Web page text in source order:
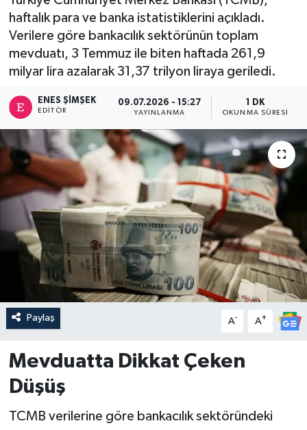
haftalık para ve banka istatistiklerini açıkladı.
Verilere göre bankacılık sektörünün toplam
mevduatı, 3 Temmuz ile biten haftada 261,9
milyar lira azalarak 31,37 trilyon liraya geriledi.
ENES ŞIMŞEK
EDITÖR
09.07.2026 - 15:27
YAYINLANMA
1 DK
OKUNMA SÜRESI
Paylaş A- A+
Mevduatta Dikkat Çeken
Düşüş
TCMB verilerine göre bankacılık sektöründeki